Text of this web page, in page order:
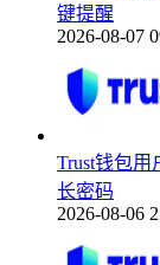
键提醒
2026-08-07
Trust钱包用
长密码
2026-08-06